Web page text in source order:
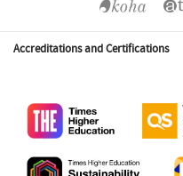
Accreditations and Certifications